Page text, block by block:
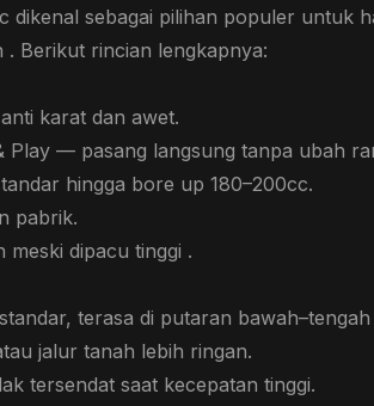
dikenal sebagai pilihan populer untuk
. Berikut rincian lengkapnya:
karat dan awet.
Play — pasang langsung tanpa ubah
hingga bore up 180–200cc.
pabrik.
meski dipacu tinggi .
terasa di putaran
jalur tanah lebih ringan.
tersendat saat kecepatan tinggi.